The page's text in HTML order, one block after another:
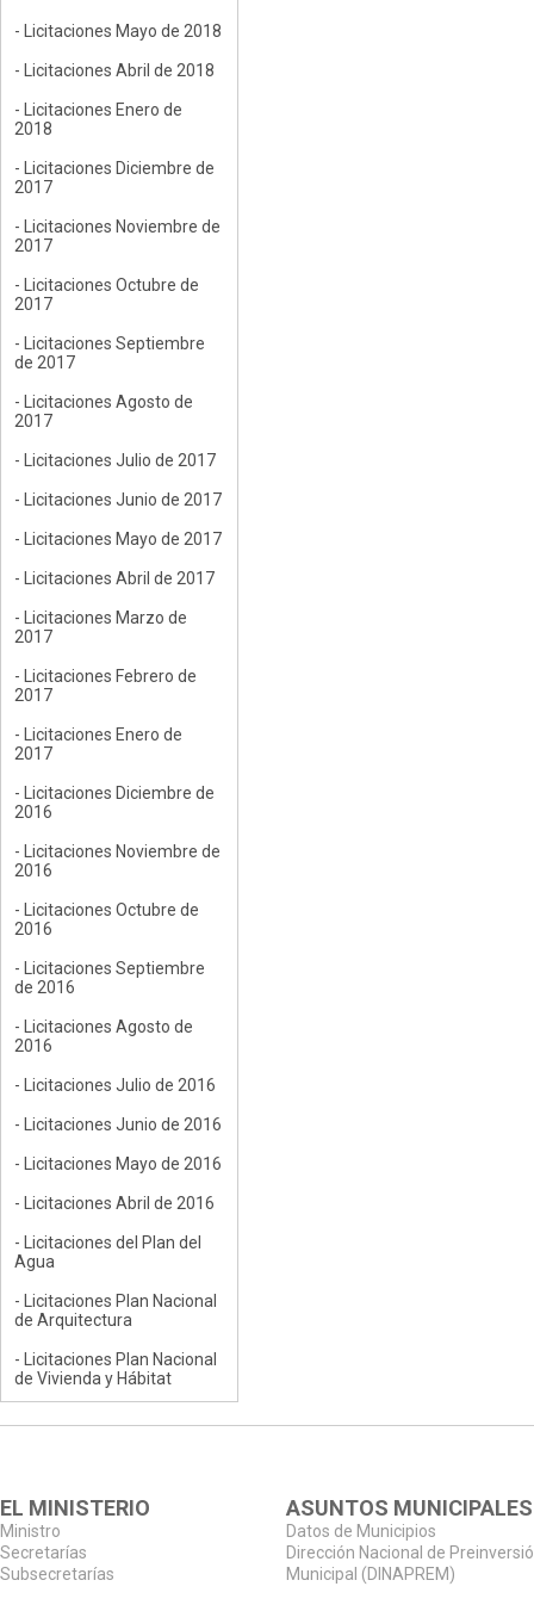
- Licitaciones Mayo de 2018
- Licitaciones Abril de 2018
- Licitaciones Enero de
2018
- Licitaciones Diciembre de
2017
- Licitaciones Noviembre de
2017
- Licitaciones Octubre de
2017
- Licitaciones Septiembre
de 2017
- Licitaciones Agosto de
2017
- Licitaciones Julio de 2017
- Licitaciones Junio de 2017
- Licitaciones Mayo de 2017
- Licitaciones Abril de 2017
- Licitaciones Marzo de
2017
- Licitaciones Febrero de
2017
- Licitaciones Enero de
2017
- Licitaciones Diciembre de
2016
- Licitaciones Noviembre de
2016
- Licitaciones Octubre de
2016
- Licitaciones Septiembre
de 2016
- Licitaciones Agosto de
2016
- Licitaciones Julio de 2016
- Licitaciones Junio de 2016
- Licitaciones Mayo de 2016
- Licitaciones Abril de 2016
- Licitaciones del Plan del
Agua
- Licitaciones Plan Nacional
de Arquitectura
- Licitaciones Plan Nacional
de Vivienda y Hábitat
EL MINISTERIO
Ministro
Secretarías
Subsecretarías
ASUNTOS MUNICIPALES
Datos de Municipios
Dirección Nacional de
Municipal (DINAPREM)